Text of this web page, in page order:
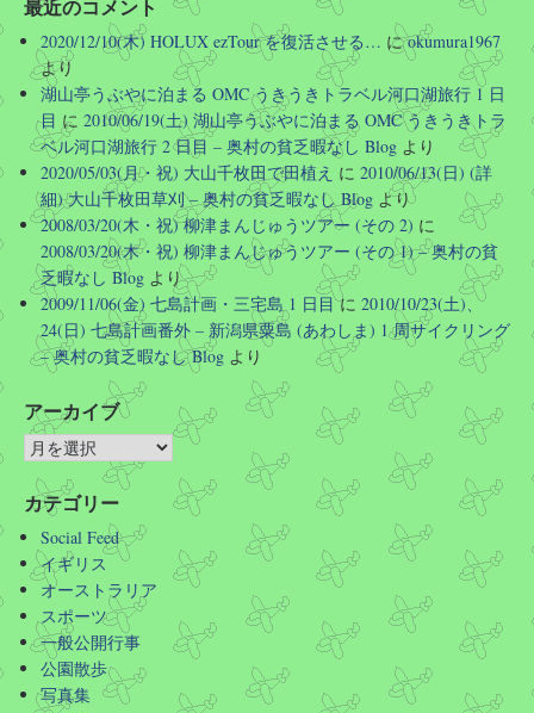
よ…
Twitter
さらに読み込む
最近のコメント
2020/12/10(木) HOLUX ezTour を復活させる… にokumura1967
より
湖山亭うぶやに泊まる OMC うきうきトラベル河口湖旅行 1 日
目 に 2010/06/19(土) 湖山亭うぶやに泊まる OMC うきうきトラ
ベル河口湖旅行 2 日目 – 奥村の貧乏暇なし Blog より
2020/05/03(月・祝) 大山千枚田で田植え に 2010/06/13(日) (詳
細) 大山千枚田草刈 – 奥村の貧乏暇なし Blog より
2008/03/20(木・祝) 柳津まんじゅうツアー (その 2) に
2008/03/20(木・祝) 柳津まんじゅうツアー (その 1) – 奥村の貧
乏暇なし Blog より
2009/11/06(金) 七島計画・三宅島 1 日目に 2010/10/23(土)、
24(日) 七島計画番外 – 新潟県粟島 (あわしま) 1 周サイクリング
– 奥村の貧乏暇なし Blog より
アーカイブ
カテゴリー
Social Feed
イギリス
オーストラリア
スポーツ
一般公開行事
公園散歩
写真集